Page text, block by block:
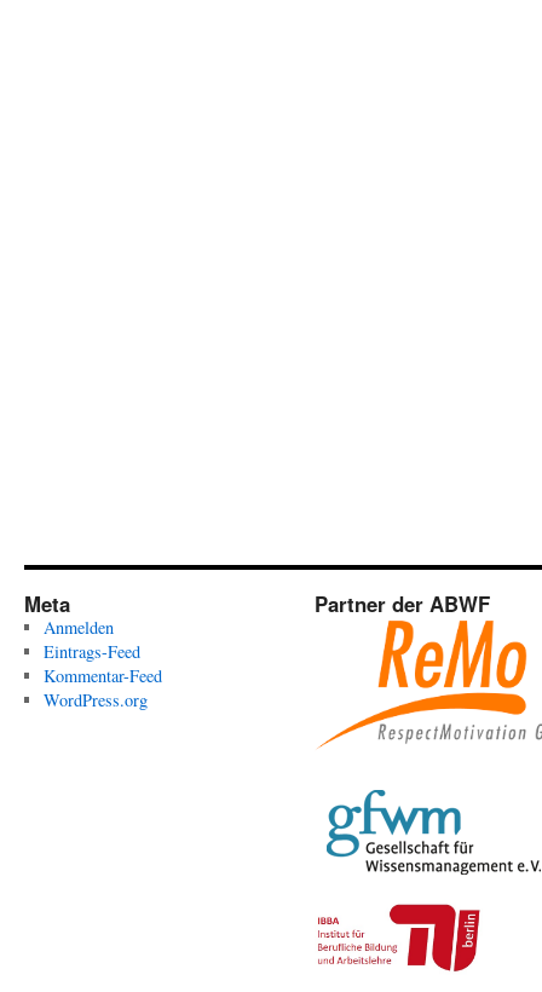
Meta
Anmelden
Eintrags-Feed
Kommentar-Feed
WordPress.org
Partner der ABWF